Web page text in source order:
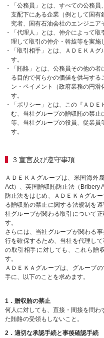
・「公務員」とは、すべての公務
支配下にある企業（例として国
究者、国有石油会社のエンジニア
・「代理人」とは、仲介によって
理して取引の仲介・斡旋等を実施
・「取引相手」とは、ＡＤＥＫＡ
す。
・「賄賂」とは、公務員その他の
る目的で何らかの価値を供与する
ン・ペイメント（政府業務の円滑
す。
・「ポリシー」とは、この『ＡＤ
む、当社グループの贈収賄の禁止
等、当社グループの役員、従業員
す。
3.宣言及び遵守事項
ＡＤＥＫＡグループは、米国海外
Act）、英国贈収賄防止法（Bribery
防止法をはじめ、ＡＤＥＫＡグル
る贈収賄の禁止に関する法規制を
社グループが関わる取引について
す。
さらには、当社グループが関わる
行を確保するため、当社を代理し
の取引相手に対しても、これら贈
す。
ＡＤＥＫＡグループは、グループ
手に、以下のことを求めます。
1．贈収賄の禁止
何人に対しても、直接・間接を問わ
た賄賂の受領もしないこと。
2．適切な承認手続と事後確認手続